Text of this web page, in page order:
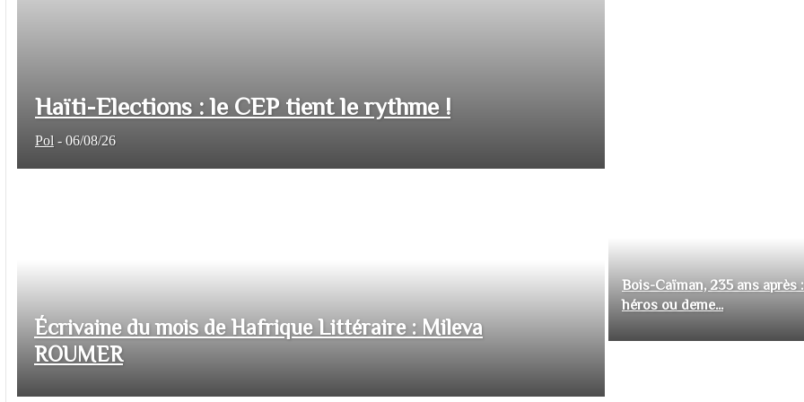
Haïti-Elections : le CEP tient le rythme !
Pol - 06/08/26
Écrivaine du mois de Hafrique Littéraire : Mileva
ROUMER
Bois-Caïman, 235 ans après
héros ou deme...